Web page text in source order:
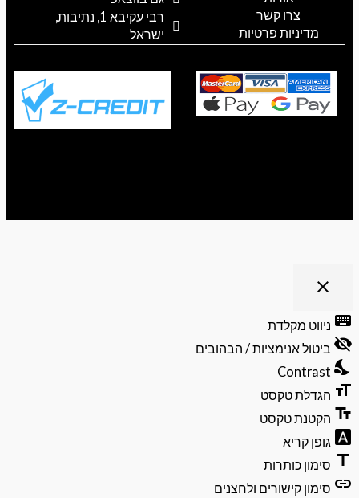
p
צרו קשר
מדיניות פרטיות
רבי עקיבא 1, נתיבות,
ישראל
close
וסגירה
של
תפריט
הנגישות
ניווט מקלדת
ביטול אנימציות / הבהובים
Contrast
הגדלת טקסט
הקטנת טקסט
גופן קריא
סימון כותרות
סימון קישורים ולחצנים